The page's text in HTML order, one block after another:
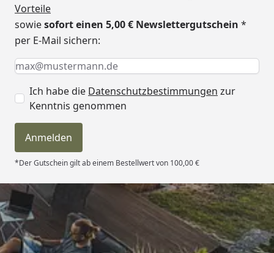
Vorteile
sowiesofort einen 5,00 € Newslettergutschein *
per E-Mail sichern:
Keine Eingabe erforderlich
Eingabe erforderlich
E-Mail *
Ich habe die Datenschutzbestimmungen zur
Kenntnis genommen
Anmelden
*Der Gutschein gilt ab einem Bestellwert von 100,00 €
Trusted Shops